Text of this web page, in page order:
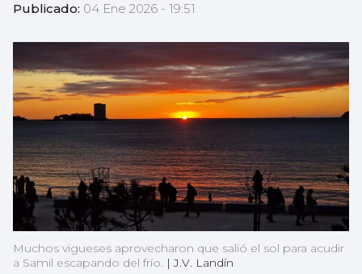
Publicado: 04 Ene 2026 - 19:51
Muchos vigueses aprovecharon que salió el sol para acudir
a Samil escapando del frío. |J.V. Landín